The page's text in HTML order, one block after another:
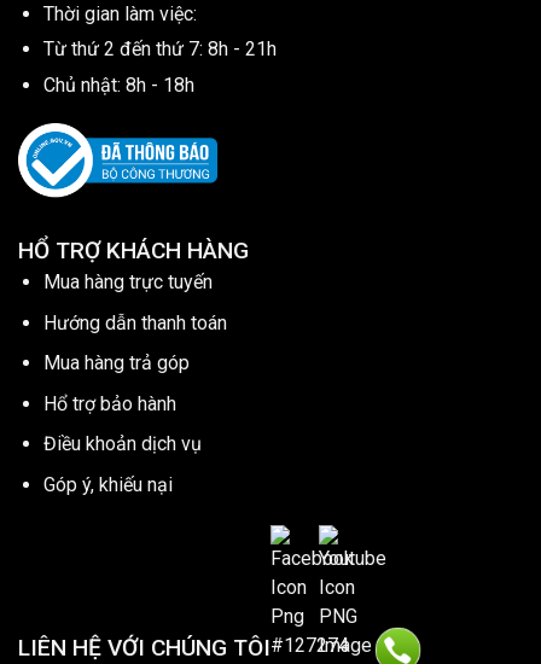
Thời gian làm việc:
Từ thứ 2 đến thứ 7: 8h - 21h
Chủ nhật: 8h - 18h
HỔ TRỢ KHÁCH HÀNG
Mua hàng trực tuyến
Hướng dẫn thanh toán
Mua hàng trả góp
Hổ trợ bảo hành
Điều khoản dịch vụ
Góp ý, khiếu nại
LIÊN HỆ VỚI CHÚNG TÔI